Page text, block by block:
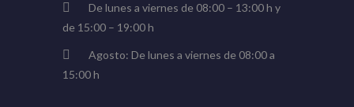
De lunes a viernes de 08:00 – 13:00 h y
de 15:00 – 19:00 h
Agosto: De lunes a viernes de 08:00 a
15:00 h